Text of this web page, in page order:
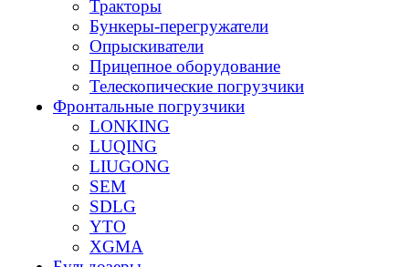
Тракторы
Бункеры-перегружатели
Опрыскиватели
Прицепное оборудование
Телескопические погрузчики
Фронтальные погрузчики
LONKING
LUQING
LIUGONG
SEM
SDLG
YTO
XGMA